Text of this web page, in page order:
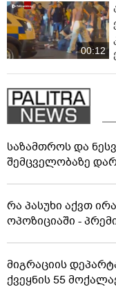
00:12
საზამთროს და
შემცველობაზე
რა პასუხი აქვთ
ოპოზიციაში -
მიგრაციის
ქვეყნის 55